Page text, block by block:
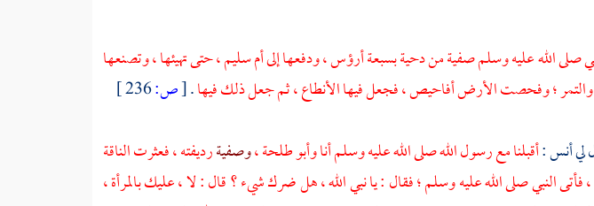
صلى الله عليه وسلمصفيةمندحيةبسبعة أرؤس ، ودفعها إلىأم سليم، حتى تهيئها ، وتصنعها
والتمر ؛ وفحصت الأرض أفاحيص ، فجعل فيها الأنطاع ، ثم جعل ذلك فيها.
[ص:
ليأنس:أقبلنا مع رسول الله صلى الله عليه وسلم أناوأبو طلحة،وصفيةرديفته ، فعثرت الناقة
فأتى النبي صلى الله عليه وسلم ؛ فقال : يا نبي الله ، هل ضرك شيء ؟ قال : لا ، عليك بالمرأة ،